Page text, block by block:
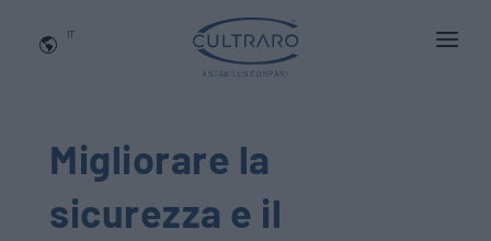
IT
APPLICAZIONI
NEWS
Migliorare la
sicurezza e il